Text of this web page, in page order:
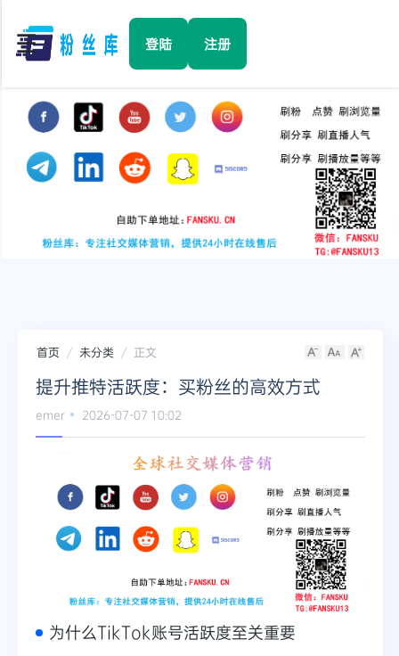
☰ 登陆 注册
Facebook
TikTok
YouTube
Twitter
Telegram
更多
首页 未分类 正文
提升推特活跃度：买粉丝的高效方式
emer 2026-07-07 10:02
为什么TikTok账号活跃度至关重要